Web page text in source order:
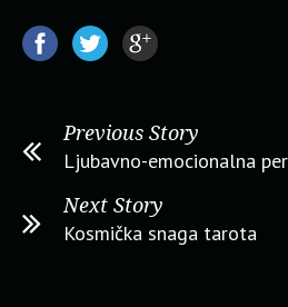
Previous Story
Ljubavno-emocionalna
Next Story
Kosmička snaga tarota